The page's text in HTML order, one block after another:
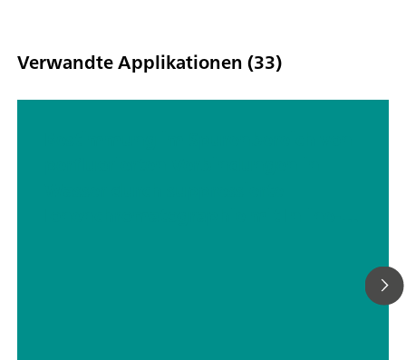
Verwandte Applikationen (33)